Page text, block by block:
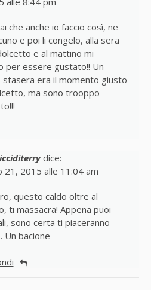
che anche io faccio così, ne
e poi li congelo, alla sera
e al mattino mi
per essere gustato!! Un
stasera era il momento giusto
ma sono trooppo
dice:
21, 2015 alle 11:04 am
questo caldo oltre al
ti massacra! Appena puoi
sono certa ti piaceranno
Un bacione